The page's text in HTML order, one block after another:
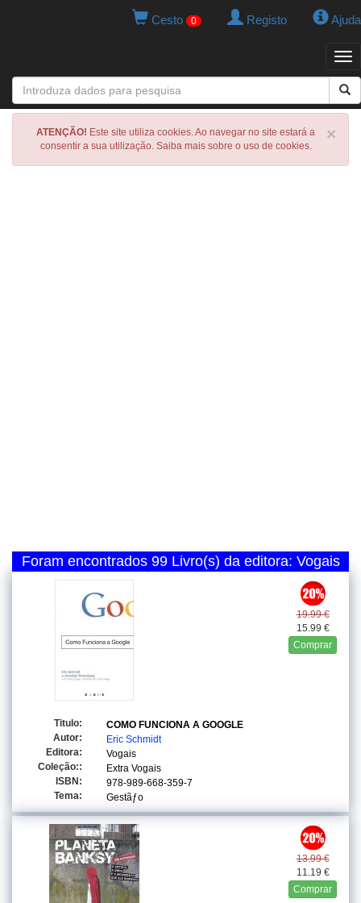
Cesto 0 Registo Ajuda
×
ATENÇÃO! Este site utiliza cookies. Ao navegar no site estará a
consentir a sua utilização. Saiba mais sobre o uso de cookies.
Foram encontrados 99 Livro(s) da editora: Vogais
19.99 €
15.99 €
Comprar
Titulo:
COMO FUNCIONA A GOOGLE
Autor:
Eric Schmidt
Editora:
Vogais
Coleção::
Extra Vogais
ISBN:
978-989-668-359-7
Tema:
Gestãƒo
13.99 €
11.19 €
Comprar